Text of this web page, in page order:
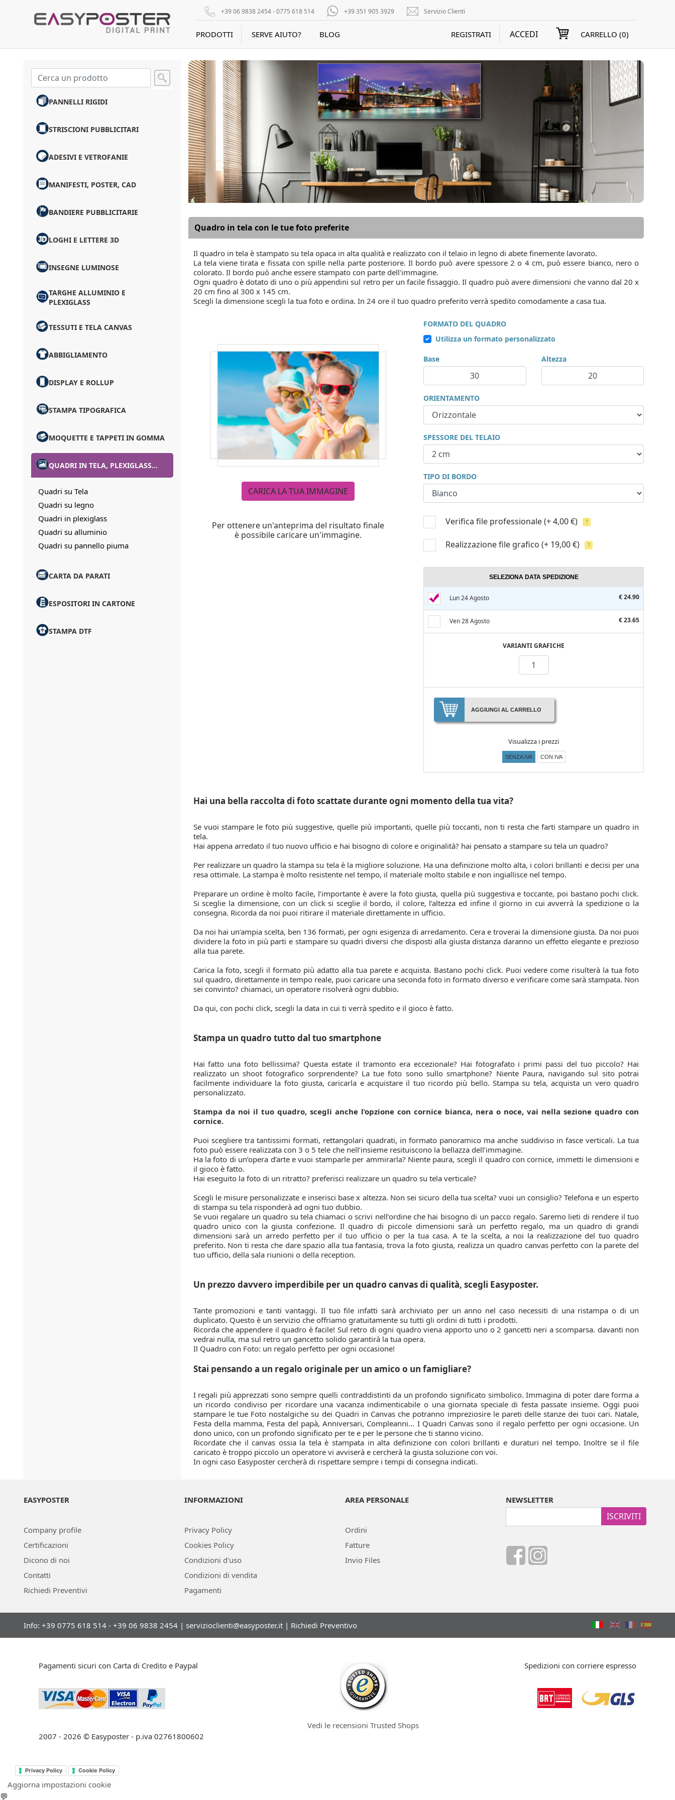
+39 06 9838 2454 - 0775 618 514 +39 351 905 3929 Servizio Clienti
PRODOTTI SERVE AIUTO? BLOG REGISTRATI ACCEDI CARRELLO (0)
PANNELLI RIGIDI
STRISCIONI PUBBLICITARI
ADESIVI E VETROFANIE
MANIFESTI, POSTER, CAD
BANDIERE PUBBLICITARIE
LOGHI E LETTERE 3D
INSEGNE LUMINOSE
TARGHE ALLUMINIO E
PLEXIGLASS
TESSUTI E TELA CANVAS
ABBIGLIAMENTO
DISPLAY E ROLLUP
STAMPA TIPOGRAFICA
MOQUETTE E TAPPETI IN GOMMA
QUADRI IN TELA, PLEXIGLASS...
Quadri su Tela
Quadri su legno
Quadri in plexiglass
Quadri su alluminio
Quadri su pannello piuma
CARTA DA PARATI
ESPOSITORI IN CARTONE
STAMPA DTF
Quadro in tela con le tue foto preferite
Il quadro in tela è stampato su tela opaca in alta qualità e realizzato con il telaio in legno di abete finemente lavorato.
La tela viene tirata e fissata con spille nella parte posteriore. Il bordo può avere spessore 2 o 4 cm, può essere bianco, nero o
colorato. Il bordo può anche essere stampato con parte dell'immagine.
Ogni quadro è dotato di uno o più appendini sul retro per un facile fissaggio. Il quadro può avere dimensioni che vanno dal 20 x
20 cm fino al 300 x 145 cm.
Scegli la dimensione scegli la tua foto e ordina. In 24 ore il tuo quadro preferito verrà spedito comodamente a casa tua.
CARICA LA TUA IMMAGINE
Per ottenere un'anteprima del risultato finale
è possibile caricare un'immagine.
FORMATO DEL QUADRO
Utilizza un formato personalizzato
Base Altezza
ORIENTAMENTO
SPESSORE DEL TELAIO
TIPO DI BORDO
Verifica file professionale(+ 4,00 €) ?
Realizzazione file grafico (+ 19,00 €) ?
SELEZIONA DATA SPEDIZIONE
Lun 24 Agosto € 24.90
Ven 28 Agosto € 23.65
VARIANTI GRAFICHE
AGGIUNGI AL CARRELLO
Visualizza i prezzi
SENZA IVA CON IVA
Hai una bella raccolta di foto scattate durante ogni momento della tua vita?
Se vuoi stampare le foto più suggestive, quelle più importanti, quelle più toccanti, non ti resta che farti stampare un quadro in
tela.
Hai appena arredato il tuo nuovo ufficio e hai bisogno di colore e originalità? hai pensato a stampare su tela un quadro?
Per realizzare un quadro la stampa su tela è la migliore soluzione. Ha una definizione molto alta, i colori brillanti e decisi per una
resa ottimale. La stampa è molto resistente nel tempo, il materiale molto stabile e non ingiallisce nel tempo.
Preparare un ordine è molto facile, l’importante è avere la foto giusta, quella più suggestiva e toccante, poi bastano pochi click.
Si sceglie la dimensione, con un click si sceglie il bordo, il colore, l’altezza ed infine il giorno in cui avverrà la spedizione o la
consegna. Ricorda da noi puoi ritirare il materiale direttamente in ufficio.
Da noi hai un’ampia scelta, ben 136 formati, per ogni esigenza di arredamento. Cera e troverai la dimensione giusta. Da noi puoi
dividere la foto in più parti e stampare su quadri diversi che disposti alla giusta distanza daranno un effetto elegante e prezioso
alla tua parete.
Carica la foto, scegli il formato più adatto alla tua parete e acquista. Bastano pochi click. Puoi vedere come risulterà la tua foto
sul quadro, direttamente in tempo reale, puoi caricare una seconda foto in formato diverso e verificare come sarà stampata. Non
sei convinto? chiamaci, un operatore risolverà ogni dubbio.
Da qui, con pochi click, scegli la data in cui ti verrà spedito e il gioco è fatto.
Stampa un quadro tutto dal tuo smartphone
Hai fatto una foto bellissima? Questa estate il tramonto era eccezionale? Hai fotografato i primi passi del tuo piccolo? Hai
realizzato un shoot fotografico sorprendente? La tue foto sono sullo smartphone? Niente Paura, navigando sul sito potrai
facilmente individuare la foto giusta, caricarla e acquistare il tuo ricordo più bello. Stampa su tela, acquista un vero quadro
personalizzato.
Stampa da noi il tuo quadro, scegli anche l’opzione con cornice bianca, nera o noce, vai nella sezione quadro con
cornice.
Puoi scegliere tra tantissimi formati, rettangolari quadrati, in formato panoramico ma anche suddiviso in fasce verticali. La tua
foto può essere realizzata con 3 o 5 tele che nell’insieme resituiscono la bellazza dell’immagine.
Ha la foto di un’opera d’arte e vuoi stamparle per ammirarla? Niente paura, scegli il quadro con cornice, immetti le dimensioni e
il gioco è fatto.
Hai eseguito la foto di un ritratto? preferisci realizzare un quadro su tela verticale?
Scegli le misure personalizzate e inserisci base x altezza. Non sei sicuro della tua scelta? vuoi un consiglio? Telefona e un esperto
di stampa su tela risponderà ad ogni tuo dubbio.
Se vuoi regalare un quadro su tela chiamaci o scrivi nell’ordine che hai bisogno di un pacco regalo. Saremo lieti di rendere il tuo
quadro unico con la giusta confezione. Il quadro di piccole dimensioni sarà un perfetto regalo, ma un quadro di grandi
dimensioni sarà un arredo perfetto per il tuo ufficio o per la tua casa. A te la scelta, a noi la realizzazione del tuo quadro
preferito. Non ti resta che dare spazio alla tua fantasia, trova la foto giusta, realizza un quadro canvas perfetto con la parete del
tuo ufficio, della sala riunioni o della reception.
Un prezzo davvero imperdibile per un quadro canvas di qualità, scegli Easyposter.
Tante promozioni e tanti vantaggi. Il tuo file infatti sarà archiviato per un anno nel caso necessiti di una ristampa o di un
duplicato. Questo è un servizio che offriamo gratuitamente su tutti gli ordini di tutti i prodotti.
Ricorda che appendere il quadro è facile! Sul retro di ogni quadro viena apporto uno o 2 gancetti neri a scomparsa. davanti non
vedrai nulla, ma sul retro un gancetto solido garantirà la tua opera.
Il Quadro con Foto: un regalo perfetto per ogni occasione!
Stai pensando a un regalo originale per un amico o un famigliare?
I regali più apprezzati sono sempre quelli contraddistinti da un profondo significato simbolico. Immagina di poter dare forma a
un ricordo condiviso per ricordare una vacanza indimenticabile o una giornata speciale di festa passate insieme. Oggi puoi
stampare le tue Foto nostalgiche su dei Quadri in Canvas che potranno impreziosire le pareti delle stanze dei tuoi cari. Natale,
Festa della mamma, Festa del papà, Anniversari, Compleanni... I Quadri Canvas sono il regalo perfetto per ogni occasione. Un
dono unico, con un profondo significato per te e per le persone che ti stanno vicino.
Ricordate che il canvas ossia la tela è stampata in alta definizione con colori brillanti e duraturi nel tempo. Inoltre se il file
caricato è troppo piccolo un operatore vi avviserà e cercherà la giusta soluzione con voi.
In ogni caso Easyposter cercherà di rispettare sempre i tempi di consegna indicati.
EASYPOSTER
Company profile
Certificazioni
Dicono di noi
Contatti
Richiedi Preventivi
INFORMAZIONI
Privacy Policy
Cookies Policy
Condizioni d'uso
Condizioni di vendita
Pagamenti
AREA PERSONALE
Ordini
Fatture
Invio Files
NEWSLETTER
ISCRIVITI
Info: +39 0775 618 514 - +39 06 9838 2454 | servizioclienti@easyposter.it | Richiedi Preventivo
Pagamenti sicuri con Carta di Credito e Paypal
2007 - 2026 © Easyposter - p.iva 02761800602
Vedi le recensioni Trusted Shops
Spedizioni con corriere espresso
Privacy Policy Cookie Policy
Aggiorna impostazioni cookie
💬